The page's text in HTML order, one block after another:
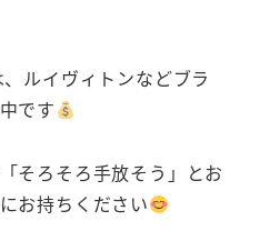
ルイヴィトンなどブラ
です
そろそろ手放そう」とお
お持ちください